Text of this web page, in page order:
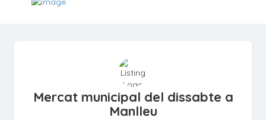
Mercat municipal del dissabte a
Manlleu